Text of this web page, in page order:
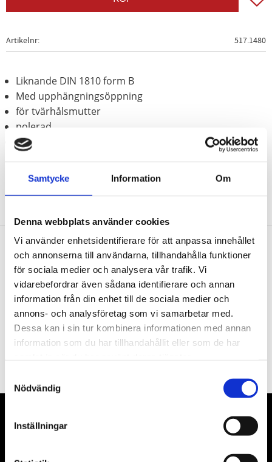
Samtycke Information Om
Denna webbplats använder cookies
Vi använder enhetsidentifierare för att anpassa innehållet
och annonserna till användarna, tillhandahålla funktioner
för sociala medier och analysera vår trafik. Vi
vidarebefordrar även sådana identifierare och annan
information från din enhet till de sociala medier och
annons- och analysföretag som vi samarbetar med.
Dessa kan i sin tur kombinera informationen med annan
information som du har tillhandahållit eller som de har
Nödvändig
Inställningar
Artikelnr 517.1480
Liknande DIN 1810 form B
Med upphängningsöppning
för tvärhålsmutter
polerad
Krom vanadium
Nyhetsbrev
PRENUMERERA
VÅRA LEVERANTÖRER